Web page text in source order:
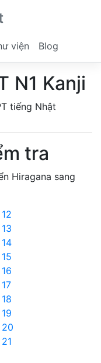
viện Blog
N1 Kanji
tiếng Nhật
tra
Hiragana sang
20